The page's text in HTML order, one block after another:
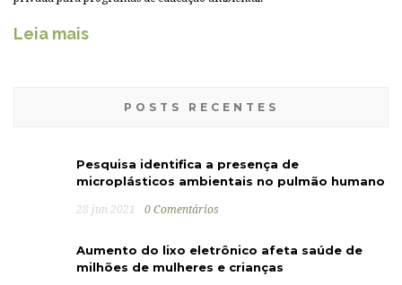
Leia mais
POSTS RECENTES
Pesquisa identifica a presença de
microplásticos ambientais no pulmão humano
28 jun 2021 0 Comentários
Aumento do lixo eletrônico afeta saúde de
milhões de mulheres e crianças